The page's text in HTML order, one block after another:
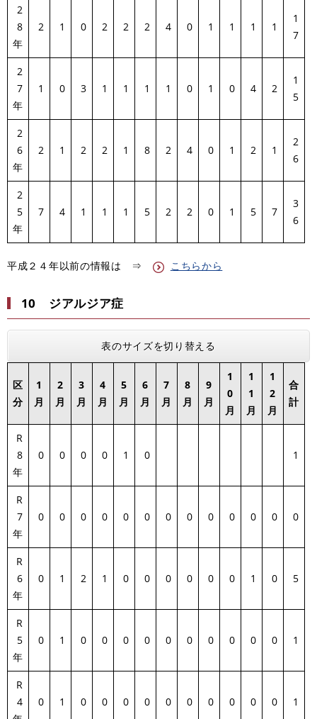
2
8
年
2 1 0 2 2 2 4 0 1 1 1 1
1
7
2
7
年
1 0 3 1 1 1 1 0 1 0 4 2
1
5
2
6
年
2 1 2 2 1 8 2 4 0 1 2 1
2
6
2
5
年
7 4 1 1 1 5 2 2 0 1 5 7
3
6
平成２４年以前の情報は ⇒ こちらから
10 ジアルジア症
表のサイズを切り替える
区
分
1
月
2
月
3
月
4
月
5
月
6
月
7
月
8
月
9
月
1
0
月
1
1
月
1
2
月
合
計
R
8
年
0 0 0 0 1 0 1
R
7
年
0 0 0 0 0 0 0 0 0 0 0 0 0
R
6
年
0 1 2 1 0 0 0 0 0 0 1 0 5
R
5
年
0 1 0 0 0 0 0 0 0 0 0 0 1
R
4
0 1 0 0 0 0 0 0 0 0 0 0 1